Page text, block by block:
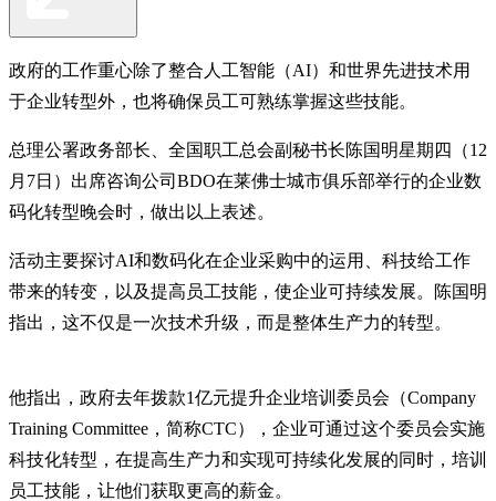
政府的工作重心除了整合人工智能（AI）和世界先进技术用
于企业转型外，也将确保员工可熟练掌握这些技能。
总理公署政务部长、全国职工总会副秘书长陈国明星期四（12
月7日）出席咨询公司BDO在莱佛士城市俱乐部举行的企业数
码化转型晚会时，做出以上表述。
活动主要探讨AI和数码化在企业采购中的运用、科技给工作
带来的转变，以及提高员工技能，使企业可持续发展。陈国明
指出，这不仅是一次技术升级，而是整体生产力的转型。
他指出，政府去年拨款1亿元提升企业培训委员会（Company
Training Committee，简称CTC），企业可通过这个委员会实施
科技化转型，在提高生产力和实现可持续化发展的同时，培训
员工技能，让他们获取更高的薪金。